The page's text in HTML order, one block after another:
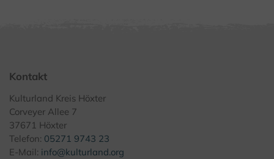
Kontakt
Kulturland Kreis Höxter
Corveyer Allee 7
37671 Höxter
Telefon: 05271 9743 23
E-Mail: info@kulturland.org